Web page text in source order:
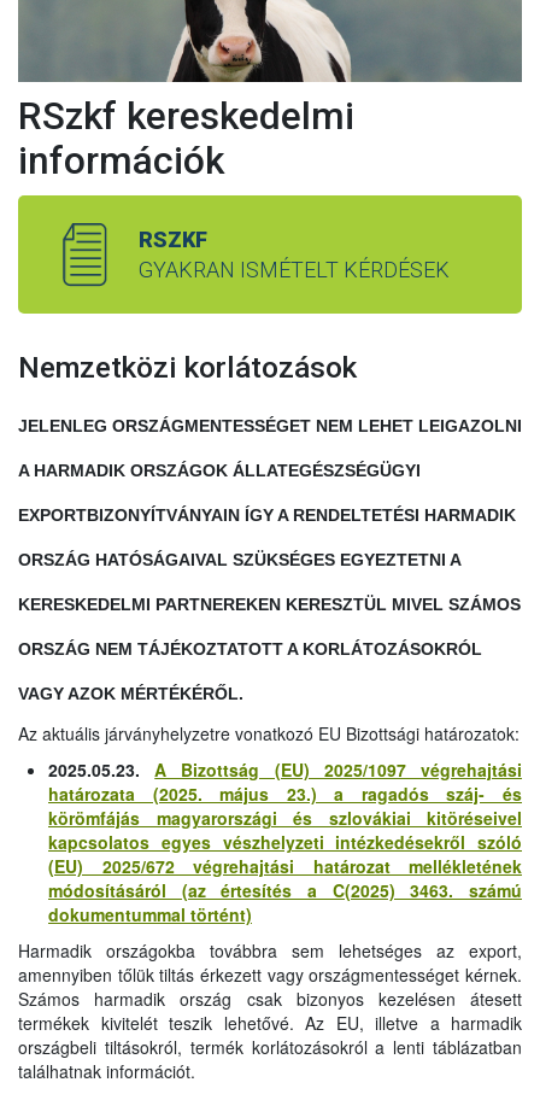
RSzkf kereskedelmi
információk
RSZKF
GYAKRAN ISMÉTELT KÉRDÉSEK
Nemzetközi korlátozások
JELENLEG ORSZÁGMENTESSÉGET NEM LEHET LEIGAZOLNI
A HARMADIK ORSZÁGOK ÁLLATEGÉSZSÉGÜGYI
EXPORTBIZONYÍTVÁNYAIN ÍGY A RENDELTETÉSI HARMADIK
ORSZÁG HATÓSÁGAIVAL SZÜKSÉGES EGYEZTETNI A
KERESKEDELMI PARTNEREKEN KERESZTÜL MIVEL SZÁMOS
ORSZÁG NEM TÁJÉKOZTATOTT A KORLÁTOZÁSOKRÓL
VAGY AZOK MÉRTÉKÉRŐL.
Az aktuális járványhelyzetre vonatkozó EU Bizottsági határozatok:
2025.05.23.A Bizottság (EU) 2025/1097 végrehajtási
határozata (2025. május 23.) a ragadós száj- és
körömfájás magyarországi és szlovákiai kitöréseivel
kapcsolatos egyes vészhelyzeti intézkedésekről szóló
(EU) 2025/672 végrehajtási határozat mellékletének
módosításáról (az értesítés a C(2025) 3463. számú
dokumentummal történt)
Harmadik országokba továbbra sem lehetséges az export,
amennyiben tőlük tiltás érkezett vagy országmentességet kérnek.
Számos harmadik ország csak bizonyos kezelésen átesett
termékek kivitelét teszik lehetővé. Az EU, illetve a harmadik
országbeli tiltásokról, termék korlátozásokról a lenti táblázatban
találhatnak információt.